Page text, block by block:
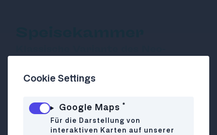
Veggie- und Bratwürste, Sauerkraut,
Smashed Burger und hausgemachte
Cookie Settings
Google Maps *
Für die Darstellung von
interaktiven Karten auf unserer